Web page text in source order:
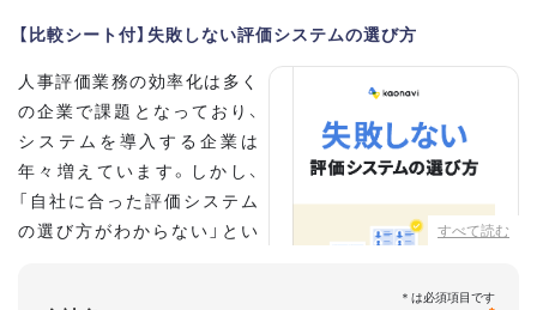
【比較シート付】失敗しない評価システムの選び方
すべて読む
人事評価業務の効率化は多く
の企業で課題となっており、
システムを導入する企業は
年々増えています。しかし、
「自社に合った評価システム
の選び方がわからない」とい